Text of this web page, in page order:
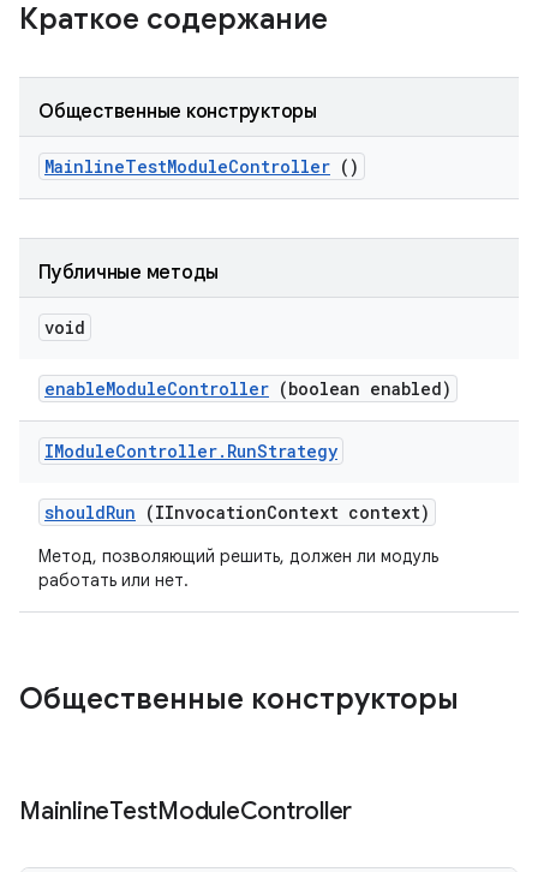
Краткое содержание
Общественные конструкторы
MainlineTestModuleController ()
Публичные методы
void
enableModuleController (boolean enabled)
IModuleController. RunStrategy
shouldRun (IInvocationContext context)
Метод, позволяющий решить, должен ли модуль
работать или нет.
Общественные конструкторы
MainlineTestModuleController